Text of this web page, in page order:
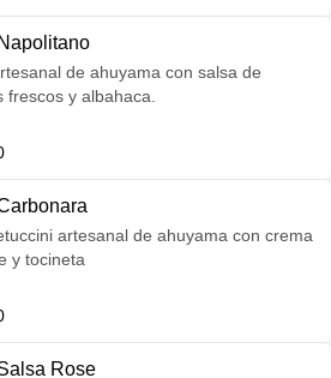
de ahuyama con salsa de
frescos y albahaca.
artesanal de ahuyama con crema
y tocineta
Rose